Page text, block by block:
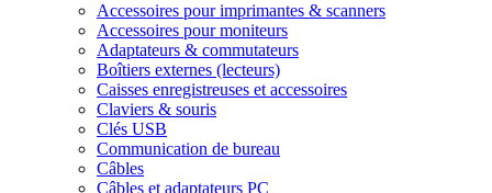
Accessoires pour imprimantes & scanners
Accessoires pour moniteurs
Adaptateurs & commutateurs
Boîtiers externes (lecteurs)
Caisses enregistreuses et accessoires
Claviers & souris
Clés USB
Communication de bureau
Câbles
Câbles et adaptateurs PC